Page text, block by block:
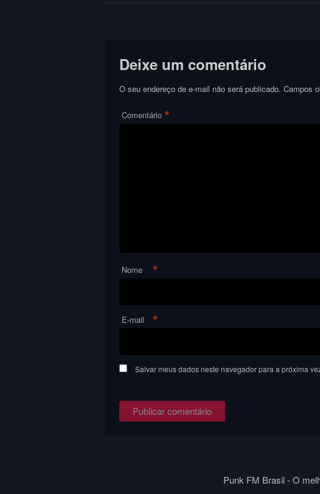
Deixe um comentário
O seu endereço de e-mail não será publicado. Campos
Comentário *
Nome *
E-mail *
Salvar meus dados neste navegador para a próxima
Punk FM Brasil - O